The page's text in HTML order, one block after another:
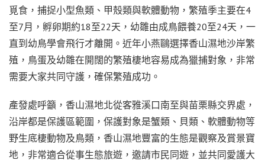
覓食，捕捉小型魚類、甲殼類與軟體動物，繁殖季主要在4
至7月，孵卵期約18至22天，幼雛由成鳥餵養20至24天，一
直到幼鳥學會飛行才離開。近年小燕鷗選擇香山濕地沙岸繁
殖，鳥蛋及幼雛在開闊的繁殖棲地容易成為獵捕對象，非常
需要大家共同守護，確保繁殖成功。
產發處呼籲，香山濕地北從客雅溪口南至與苗栗縣交界處，
沿岸都是保護區範圍，保護對象是蟹類、貝類、軟體動物等
野生底棲動物及鳥類，香山濕地豐富的生態是觀察及賞景寶
地，非常適合從事生態旅遊，邀請市民同遊，並共同愛護大